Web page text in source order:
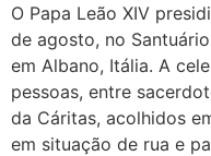
O Papa Leão XIV
de agosto, no
em Albano, Itália. A
pessoas, entre
da Cáritas, acolhidos
em situação de rua e